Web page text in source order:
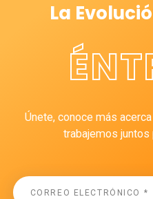
La
Únete, conoce más
trabajemos juntos